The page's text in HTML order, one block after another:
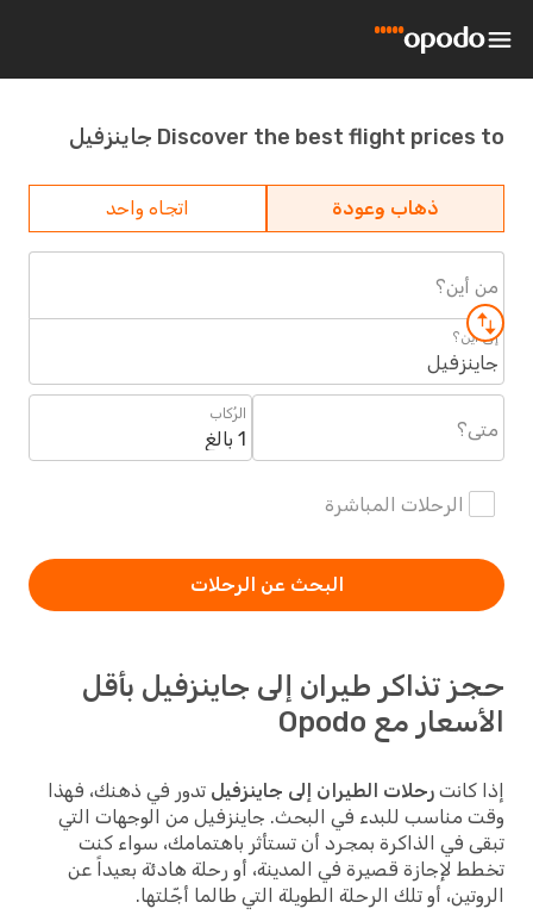
Discover the best flight prices to جاينزفيل
ذهاب وعودة اتجاه واحد
من أين؟
إلى أين؟
جاينزفيل
متى؟
الرُكاب
1 بالغ
الرحلات المباشرة
البحث عن الرحلات
حجز تذاكر طيران إلى جاينزفيل بأقل
الأسعار مع Opodo
إذا كانت رحلات الطيران إلى جاينزفيل تدور في ذهنك، فهذا
وقت مناسب للبدء في البحث. جاينزفيل من الوجهات التي
تبقى في الذاكرة بمجرد أن تستأثر باهتمامك، سواء كنت
تخطط لإجازة قصيرة في المدينة، أو رحلة هادئة بعيداً عن
الروتين، أو تلك الرحلة الطويلة التي طالما أجّلتها.